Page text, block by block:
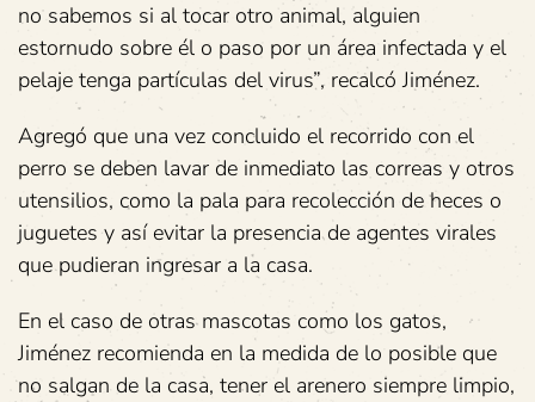
no sabemos si al tocar otro animal, alguien
estornudo sobre él o paso por un área infectada y el
pelaje tenga partículas del virus”, recalcó Jiménez.
Agregó que una vez concluido el recorrido con el
perro se deben lavar de inmediato las correas y otros
utensilios, como la pala para recolección de heces o
juguetes y así evitar la presencia de agentes virales
que pudieran ingresar a la casa.
En el caso de otras mascotas como los gatos,
Jiménez recomienda en la medida de lo posible que
no salgan de la casa, tener el arenero siempre limpio,